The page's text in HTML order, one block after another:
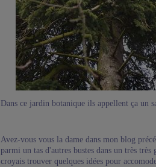
Dans ce jardin botanique ils appellent ça un
Avez-vous vous la dame dans mon blog
parmi un tas d'autres bustes dans un très
croyais trouver quelques idées pour